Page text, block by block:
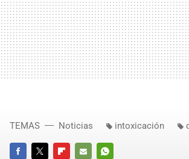
TEMAS Noticias intoxicación